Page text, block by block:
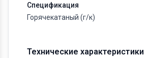
Спецификация
Горячекатаный (г/к)
Технические характеристики